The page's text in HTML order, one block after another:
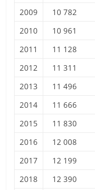
2009
10 782
2010
10 961
2011
11 128
2012
11 311
2013
11 496
2014
11 666
2015
11 830
2016
12 008
2017
12 199
2018
12 390